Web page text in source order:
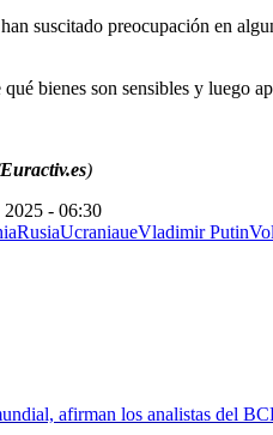
suscitado preocupación en
bienes son sensibles y luego
Euractiv.es)
- 06:30
RusiaUcraniaueVladimir Putin
afirman los analistas del